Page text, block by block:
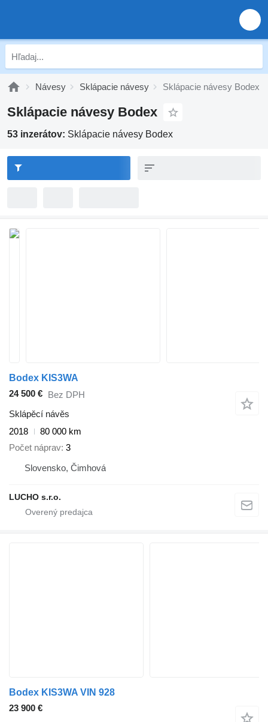
Návesy Sklápacie návesy Sklápacie návesy Bodex
Sklápacie návesy Bodex
53 inzerátov: Sklápacie návesy Bodex
Bodex KIS3WA
24 500 € Bez DPH
Sklápěcí návěs
2018
80 000 km
Počet náprav 3
Slovensko, Čimhová
LUCHO s.r.o.
Bodex KIS3WA VIN 928
23 900 €